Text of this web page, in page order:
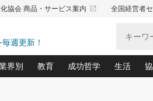
協会 商品・サービス案内 launch 全国経営者
毎週更新！
界別 教育 成功哲学 生活